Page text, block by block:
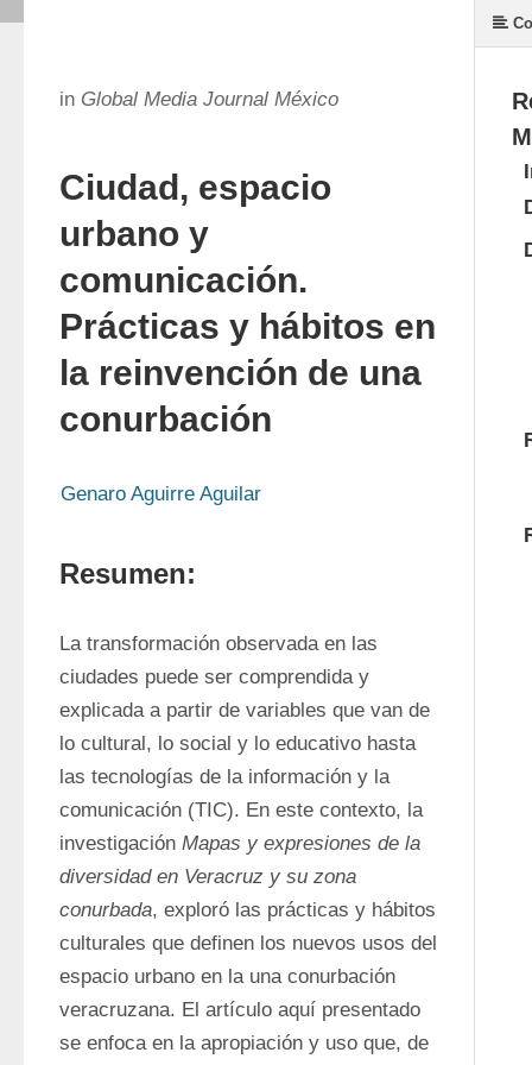
in Global Media Journal México
Ciudad, espacio
urbano y
comunicación.
Prácticas y hábitos en
la reinvención de una
conurbación
Genaro Aguirre Aguilar
Resumen:
La transformación observada en las
ciudades puede ser comprendida y
explicada a partir de variables que van de
lo cultural, lo social y lo educativo hasta
las tecnologías de la información y la
comunicación (TIC). En este contexto, la
investigación Mapas y expresiones de la
diversidad en Veracruz y su zona
conurbada, exploró las prácticas y hábitos
culturales que definen los nuevos usos del
espacio urbano en la una conurbación
veracruzana. El artículo aquí presentado
se enfoca en la apropiación y uso que, de